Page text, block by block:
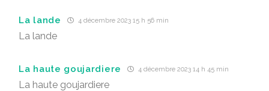
La lande 4 décembre 2023 15 h 56 min
La lande
La haute goujardiere 4 décembre 2023 14 h 45 min
La haute goujardiere